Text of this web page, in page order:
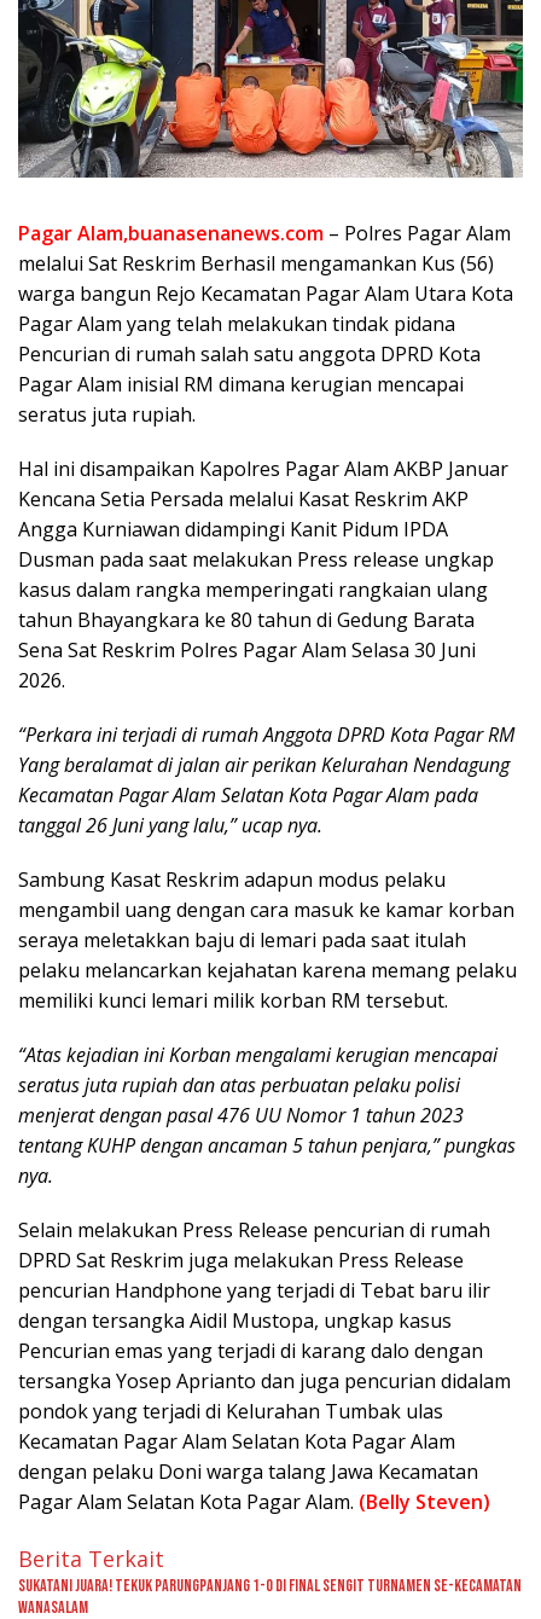
Pagar Alam,buanasenanews.com – Polres Pagar Alam
melalui Sat Reskrim Berhasil mengamankan Kus (56)
warga bangun Rejo Kecamatan Pagar Alam Utara Kota
Pagar Alam yang telah melakukan tindak pidana
Pencurian di rumah salah satu anggota DPRD Kota
Pagar Alam inisial RM dimana kerugian mencapai
seratus juta rupiah.
Hal ini disampaikan Kapolres Pagar Alam AKBP Januar
Kencana Setia Persada melalui Kasat Reskrim AKP
Angga Kurniawan didampingi Kanit Pidum IPDA
Dusman pada saat melakukan Press release ungkap
kasus dalam rangka memperingati rangkaian ulang
tahun Bhayangkara ke 80 tahun di Gedung Barata
Sena Sat Reskrim Polres Pagar Alam Selasa 30 Juni
2026.
“Perkara ini terjadi di rumah Anggota DPRD Kota Pagar RM
Yang beralamat di jalan air perikan Kelurahan Nendagung
Kecamatan Pagar Alam Selatan Kota Pagar Alam pada
tanggal 26 Juni yang lalu,” ucap nya.
Sambung Kasat Reskrim adapun modus pelaku
mengambil uang dengan cara masuk ke kamar korban
seraya meletakkan baju di lemari pada saat itulah
pelaku melancarkan kejahatan karena memang pelaku
memiliki kunci lemari milik korban RM tersebut.
“Atas kejadian ini Korban mengalami kerugian mencapai
seratus juta rupiah dan atas perbuatan pelaku polisi
menjerat dengan pasal 476 UU Nomor 1 tahun 2023
tentang KUHP dengan ancaman 5 tahun penjara,” pungkas
nya.
Selain melakukan Press Release pencurian di rumah
DPRD Sat Reskrim juga melakukan Press Release
pencurian Handphone yang terjadi di Tebat baru ilir
dengan tersangka Aidil Mustopa, ungkap kasus
Pencurian emas yang terjadi di karang dalo dengan
tersangka Yosep Aprianto dan juga pencurian didalam
pondok yang terjadi di Kelurahan Tumbak ulas
Kecamatan Pagar Alam Selatan Kota Pagar Alam
dengan pelaku Doni warga talang Jawa Kecamatan
Pagar Alam Selatan Kota Pagar Alam. (Belly Steven)
Berita Terkait
Sukatani Juara! Tekuk Parungpanjang 1-0 di Final Sengit Turnamen se-Kecamatan
Wanasalam